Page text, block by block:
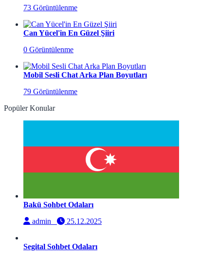
73 Görüntülenme
Can Yücel'in En Güzel Şiiri
0 Görüntülenme
Mobil Sesli Chat Arka Plan Boyutları
79 Görüntülenme
Popüler Konular
Bakü Sohbet Odaları
admin
25.12.2025
Segital Sohbet Odaları